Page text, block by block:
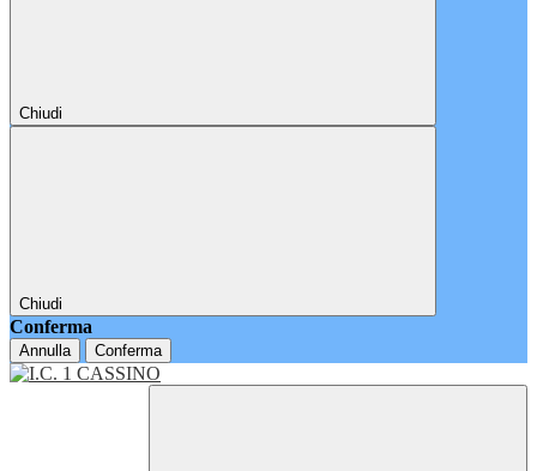
Chiudi
Chiudi
Conferma
Annulla Conferma